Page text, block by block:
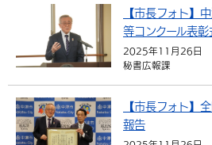
外国
相談・支援・情報 計画
遊ぶ・体験する グル
買う・おみやげ 四季
中津市について 市役
地方創生・地域活性化 広報
【市長フォト】
等コンクール表彰
2025年11月26日
秘書広報課
【市長フォト】
報告